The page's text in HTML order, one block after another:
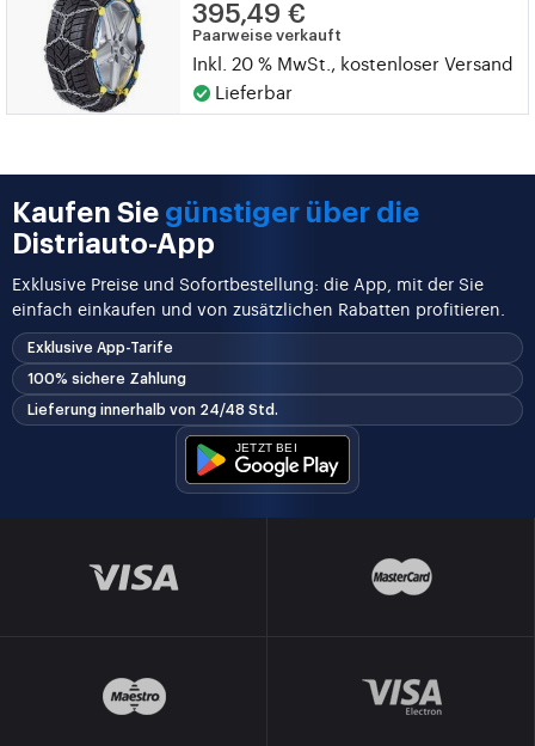
395,49 €
Paarweise verkauft
Inkl. 20 % MwSt., kostenloser Versand
Lieferbar
Kaufen Sie günstiger über die
Distriauto-App
Exklusive Preise und Sofortbestellung: die App, mit der Sie
einfach einkaufen und von zusätzlichen Rabatten profitieren.
Exklusive App-Tarife
100% sichere Zahlung
Lieferung innerhalb von 24/48 Std.